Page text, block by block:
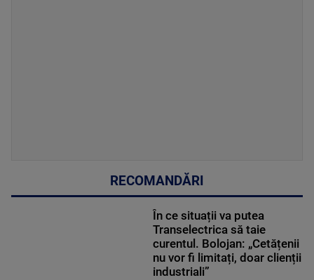
RECOMANDĂRI
În ce situații va putea
Transelectrica să taie
curentul. Bolojan: „Cetățenii
nu vor fi limitați, doar clienții
industriali”